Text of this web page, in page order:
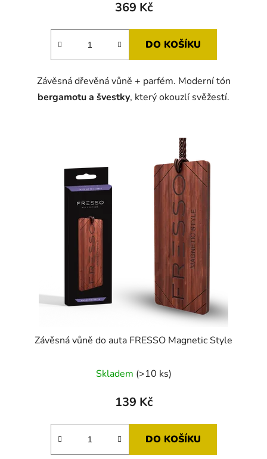
369 Kč
DO KOŠÍKU
Závěsná dřevěná vůně + parfém. Moderní tón
bergamotu a švestky, který okouzlí svěžestí.
Závěsná vůně do auta FRESSO Magnetic Style
Skladem (>10 ks)
139 Kč
DO KOŠÍKU